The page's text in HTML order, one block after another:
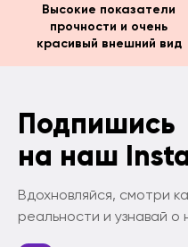
Высокие показатели
прочности и очень
красивый внешний вид
Подпишись
на наш
Вдохновляйся, смотри
реальности и узнавай о